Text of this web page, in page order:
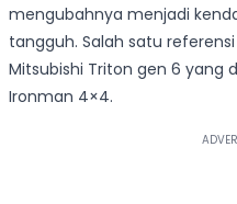
mengubahnya menjadi
tangguh. Salah satu
Mitsubishi Triton gen 6 yang
Ironman 4×4.